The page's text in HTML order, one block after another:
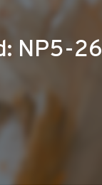
NP5-26